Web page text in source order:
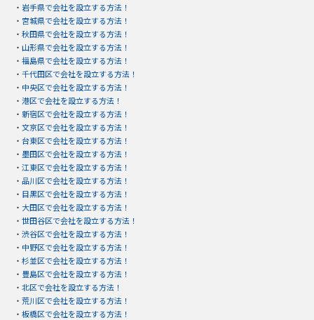
・ 岩手県で会社を設立する方法！
・ 宮城県で会社を設立する方法！
・ 秋田県で会社を設立する方法！
・ 山形県で会社を設立する方法！
・ 福島県で会社を設立する方法！
・ 千代田区で会社を設立する方法！
・ 中央区で会社を設立する方法！
・ 港区で会社を設立する方法！
・ 新宿区で会社を設立する方法！
・ 文京区で会社を設立する方法！
・ 台東区で会社を設立する方法！
・ 墨田区で会社を設立する方法！
・ 江東区で会社を設立する方法！
・ 品川区で会社を設立する方法！
・ 目黒区で会社を設立する方法！
・ 大田区で会社を設立する方法！
・ 世田谷区で会社を設立する方法！
・ 渋谷区で会社を設立する方法！
・ 中野区で会社を設立する方法！
・ 杉並区で会社を設立する方法！
・ 豊島区で会社を設立する方法！
・ 北区で会社を設立する方法！
・ 荒川区で会社を設立する方法！
・ 板橋区で会社を設立する方法！